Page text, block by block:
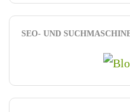
SEO- UND